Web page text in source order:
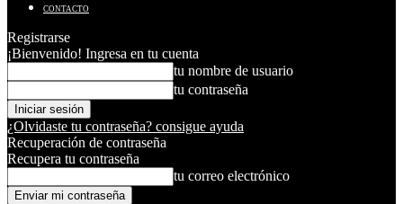
CONTACTO
Registrarse
¡Bienvenido! Ingresa en tu cuenta
tu nombre de usuario
tu contraseña
¿Olvidaste tu contraseña? consigue ayuda
Recuperación de contraseña
Recupera tu contraseña
tu correo electrónico